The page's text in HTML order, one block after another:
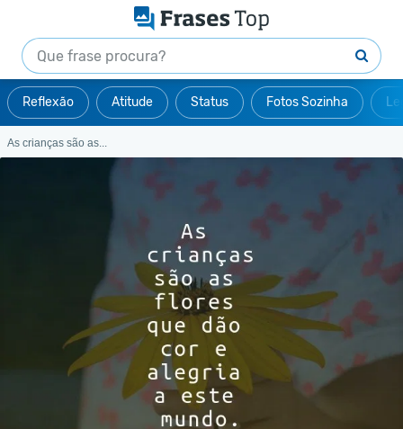
Reflexão Atitude Status Fotos Sozinha
As crianças são as...